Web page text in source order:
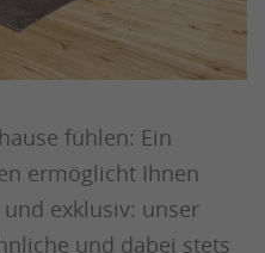
fühlen: Ein
ermöglicht Ihnen
exklusiv: unser
und dabei stets